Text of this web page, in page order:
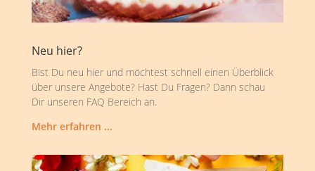
Neu hier?
Bist Du neu hier und möchtest schnell einen Überblick
über unsere Angebote? Hast Du Fragen? Dann schau
Dir unseren FAQ Bereich an.
Mehr erfahren …